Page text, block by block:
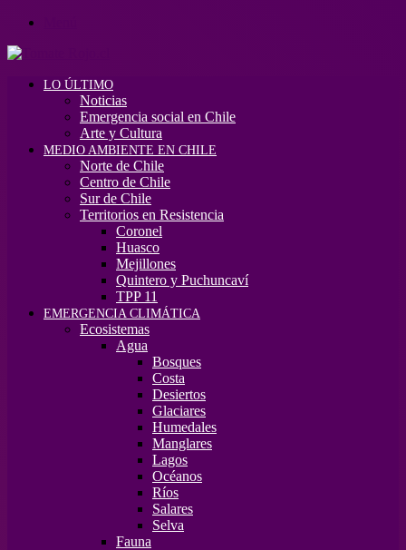
LO ÚLTIMO
Noticias
Emergencia social en Chile
Arte y Cultura
MEDIO AMBIENTE EN CHILE
Norte de Chile
Centro de Chile
Sur de Chile
Territorios en Resistencia
Coronel
Huasco
Mejillones
Quintero y Puchuncaví
TPP 11
EMERGENCIA CLIMÁTICA
Ecosistemas
Agua
Bosques
Costa
Desiertos
Glaciares
Humedales
Manglares
Lagos
Océanos
Ríos
Salares
Selva
Fauna